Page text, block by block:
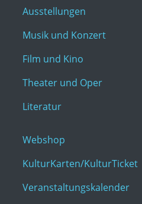
Ausstellungen
Musik und Konzert
Film und Kino
Theater und Oper
Literatur
Webshop
KulturKarten/KulturTicket
Veranstaltungskalender